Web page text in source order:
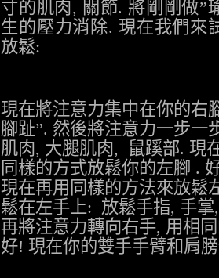
寸的肌肉, 關節. 將剛剛做”
生的壓力消除. 現在我們來
放鬆:
現在將注意力集中在你的右
腳趾”. 然後將注意力一步一
肌肉, 大腿肌肉, 鼠蹊部. 現
同樣的方式放鬆你的左腳 .
現在再用同樣的方法來放鬆
鬆在左手上: 放鬆手指, 手掌
再將注意力轉向右手, 用相
好! 現在你的雙手手臂和肩